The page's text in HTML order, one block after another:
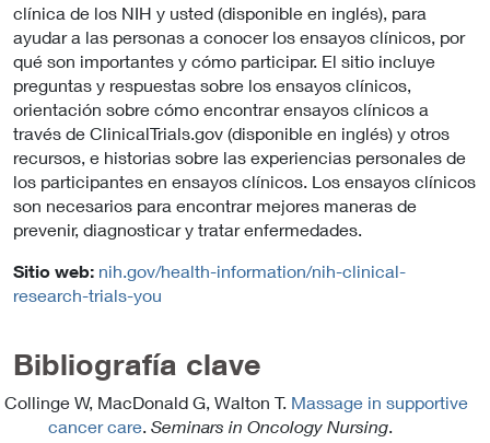
clínica de los NIH y usted (disponible en inglés), para
ayudar a las personas a conocer los ensayos clínicos, por
qué son importantes y cómo participar. El sitio incluye
preguntas y respuestas sobre los ensayos clínicos,
orientación sobre cómo encontrar ensayos clínicos a
través de ClinicalTrials.gov (disponible en inglés) y otros
recursos, e historias sobre las experiencias personales de
los participantes en ensayos clínicos. Los ensayos clínicos
son necesarios para encontrar mejores maneras de
prevenir, diagnosticar y tratar enfermedades.
Sitio web: nih.gov/health-information/nih-clinical-
research-trials-you
Bibliografía clave
Collinge W, MacDonald G, Walton T. Massage in supportive
cancer care Seminars in Oncology Nursing